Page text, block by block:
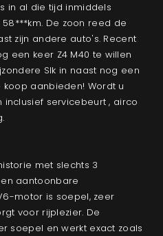
in al die tijd inmiddels
De zoon reed de
zijn andere auto's. Recent
een keer Z4 M40 te willen
Slk in naast nog een
koop aanbieden! Wordt u
servicebeurt , airco
met slechts 3
aantoonbare
motor is soepel, zeer
voor rijplezier. De
soepel en werkt exact zoals